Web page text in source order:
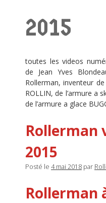
2015
toutes les videos
de Jean Yves
Rollerman, inventeur
ROLLIN, de l’armure a
de l’armure a glace
Rollerman
2015
Posté le 4 mai 2018 par
Rollerman